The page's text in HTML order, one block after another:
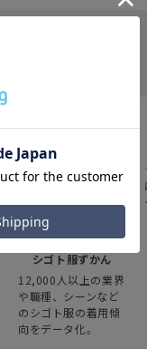
みんなの
シゴト服ずかん
12,000人以上の業界
や職種、シーンなど
のシゴト服の着用傾
向をデータ化。